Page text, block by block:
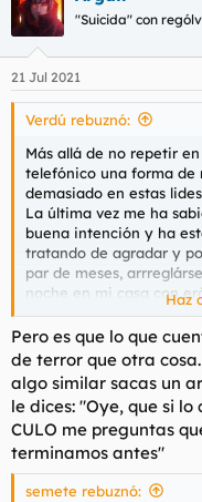
c
i
e
s
"Suicida" con
21 Jul 2021
Verdú rebuznó:
Más allá de no repetir
telefónico una forma de
demasiado en estas
La última vez me ha
buena intención y ha
tratando de agradar y
par de meses,
noche en mi casa con
Entre que siendo
semana de trabajo y
lo de follar con desgana
desequilibrio esfuerzo/
Nada más entrar ya
que es lo que tenía ya
por estar ella esperando
fría estando ya entrado
veraniegas, el sofá
preservativos que tenía
Haz
Pero es que lo que
de terror que otra
algo similar sacas un
le dices: "Oye, que si lo
CULO me preguntas
terminamos antes"
semete rebuznó: